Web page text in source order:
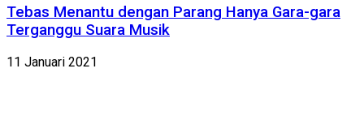
Tebas Menantu dengan Parang Hanya Gara-gara
Terganggu Suara Musik
11 Januari 2021